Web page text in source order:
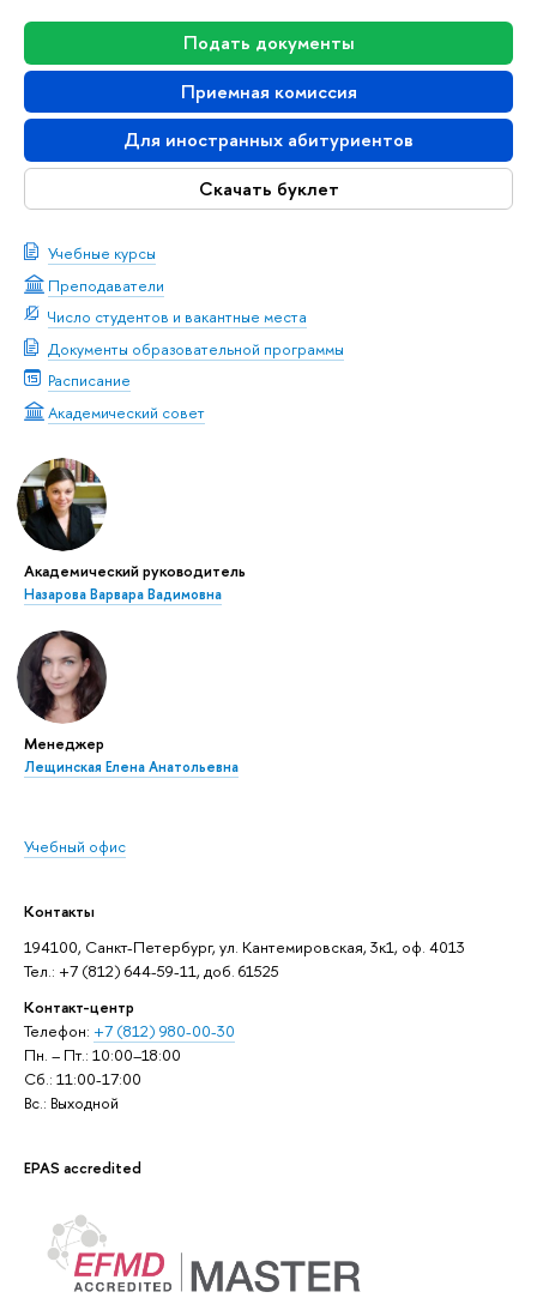
Подать документы
Приемная комиссия
Для иностранных абитуриентов
Скачать буклет
Учебные курсы
Преподаватели
Число студентов и вакантные места
Документы образовательной программы
Расписание
Академический совет
Академический руководитель
Назарова Варвара Вадимовна
Менеджер
Лещинская Елена Анатольевна
Учебный офис
Контакты
194100, Санкт-Петербург, ул. Кантемировская, 3к1, оф. 4013
Тел.: +7 (812) 644-59-11, доб. 61525
Контакт-центр
Телефон: +7 (812) 980-00-30
Пн. – Пт.: 10:00–18:00
Сб.: 11:00-17:00
Вс.: Выходной
EPAS accredited